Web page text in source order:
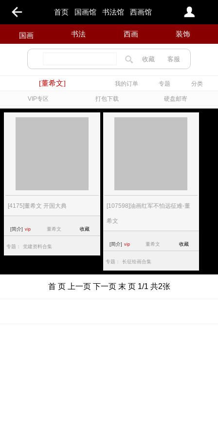
首页 国画馆 书法馆 西画馆
国画 书法 西画 装饰
收藏 客服
[董希文] 我的订单 专题 分类
VIP专区 打包下载 硬盘邮寄
[4175]董希文 开国大典
[简介] vip 董希文 收藏
专题： 党建资料合集
[107598]油画红军不怕远征难-董
希文
[简介] vip 董希文 收藏
专题： 长征绘画合集
首 页 上一页 下一页 末 页 1/1 共2张